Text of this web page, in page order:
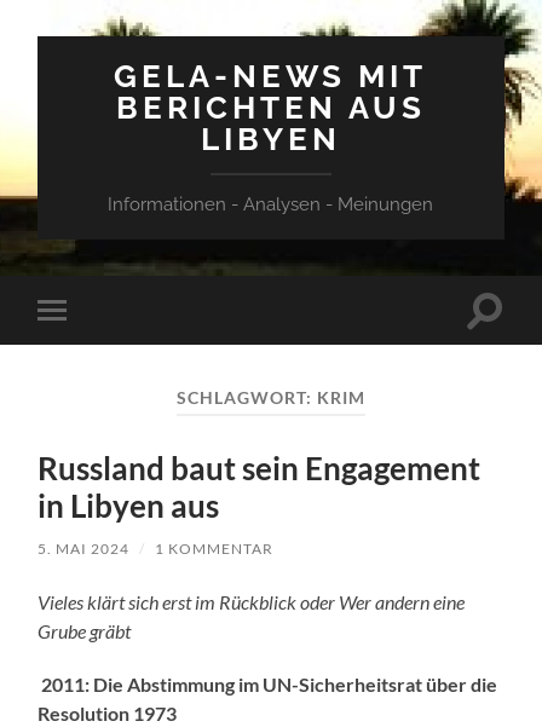
GELA-NEWS MIT
BERICHTEN AUS
LIBYEN
Informationen - Analysen - Meinungen
Mobile-
Menü
SCHLAGWORT: KRIM
Russland baut sein Engagement
in Libyen aus
5. MAI 2024 / 1 KOMMENTAR
Vieles klärt sich erst im Rückblick oder Wer andern eine
Grube gräbt
2011: Die Abstimmung im UN-Sicherheitsrat über die
Resolution 1973